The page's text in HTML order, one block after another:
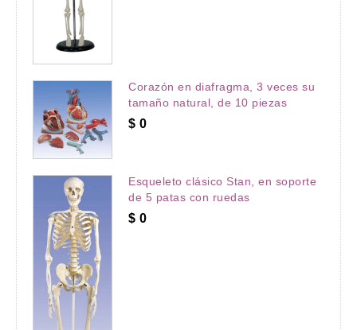
Corazón en diafragma, 3 veces su
tamaño natural, de 10 piezas
$ 0
Esqueleto clásico Stan, en soporte
de 5 patas con ruedas
$ 0